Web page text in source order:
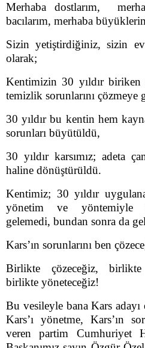
Merhaba dostlarım,
bacılarım, merhaba
Sizin yetiştirdiğiniz, sizin
olarak;
Kentimizin 30 yıldır
temizlik sorunlarını çözmeye
30 yıldır bu kentin hem
sorunları büyütüldü,
30 yıldır karsımız; adeta
haline dönüştürüldü.
Kentimiz; 30 yıldır
yönetim ve yöntemiyle
gelemedi, bundan sonra da
Kars’ın sorunlarını ben
Birlikte çözeceğiz, birlikte
birlikte yöneteceğiz!
Bu vesileyle bana Kars
Kars’ı yönetme, Kars’ın
veren partim Cumhuriyet